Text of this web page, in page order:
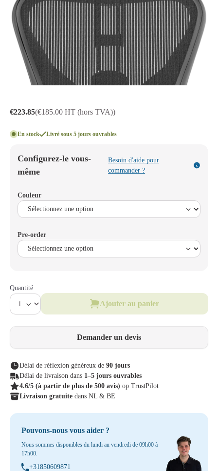
€223.85(€185.00 HT (hors TVA))
En stock Livré sous 5 jours ouvrables
Configurez-le vous-
même
Besoin d'aide pour
commander ?
Couleur
Pre-order
Quantité
Ajouter au panier
Demander un devis
Délai de réflexion généreux de 90 jours
Délai de livraison dans 1–5 jours ouvrables
4.6/5 (à partir de plus de 500 avis) op TrustPilot
Livraison gratuite dans NL & BE
Pouvons-nous vous aider ?
Nous sommes disponibles du lundi au vendredi de 09h00 à
17h00.
+31850609871